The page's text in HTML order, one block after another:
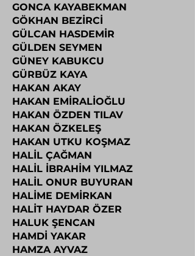
GONCA KAYABEKMAN
GÖKHAN BEZİRCİ
GÜLCAN HASDEMİR
GÜLDEN SEYMEN
GÜNEY KABUKCU
GÜRBÜZ KAYA
HAKAN AKAY
HAKAN EMİRALİOĞLU
HAKAN ÖZDEN TILAV
HAKAN ÖZKELEŞ
HAKAN UTKU KOŞMAZ
HALİL ÇAĞMAN
HALİL İBRAHİM YILMAZ
HALİL ONUR BUYURAN
HALİME DEMİRKAN
HALİT HAYDAR ÖZER
HALUK ŞENCAN
HAMDİ YAKAR
HAMZA AYVAZ